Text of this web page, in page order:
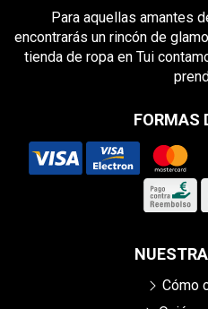
Para aquellas amantes
encontrarás un rincón de
tienda de ropa en Tui
FORMAS
Cómo